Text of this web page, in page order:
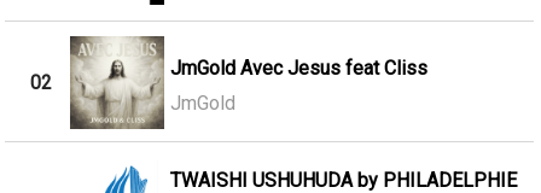
02
JmGold Avec Jesus feat Cliss
JmGold
TWAISHI USHUHUDA by PHILADELPHIE